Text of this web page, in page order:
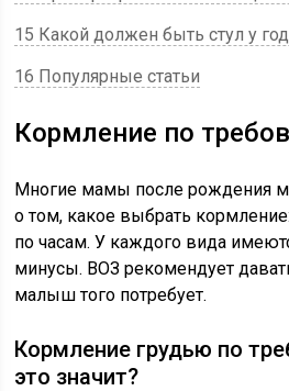
15 Какой должен быть стул у
16 Популярные статьи
Кормление по
Многие мамы после рождения
о том, какое выбрать
по часам. У каждого вида
минусы. ВОЗ рекомендует
малыш того потребует.
Кормление грудью по
это значит?